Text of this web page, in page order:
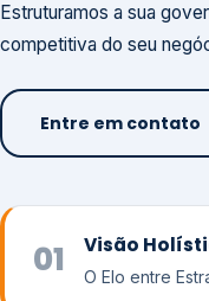
Estruturamos a sua
competitiva do seu
Entre em contato
01 Visão
O Elo entre